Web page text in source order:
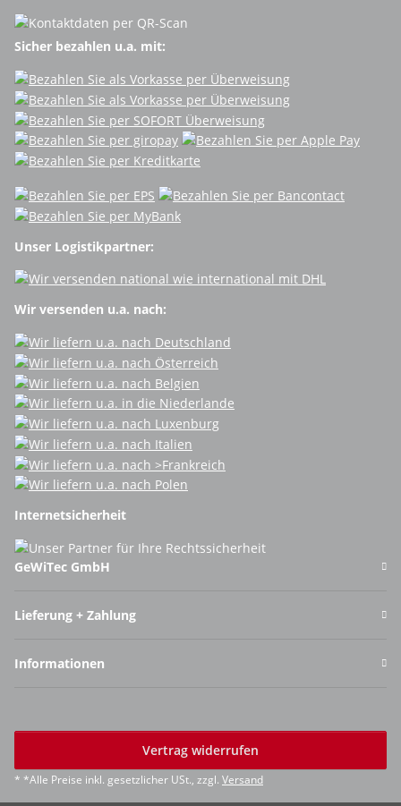
Sicher bezahlen u.a. mit:
Unser Logistikpartner:
Wir versenden u.a. nach:
Internetsicherheit
GeWiTec GmbH
Lieferung + Zahlung
Informationen
Vertrag widerrufen
* *Alle Preise inkl. gesetzlicher USt., zzgl. Versand